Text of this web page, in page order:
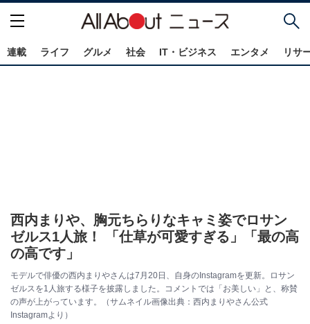
連載 ライフ グルメ 社会 IT・ビジネス エンタメ リサ
西内まりや、胸元ちらりなキャミ姿でロサン
ゼルス1人旅！ 「仕草が可愛すぎる」「最の高
の高です」
モデルで俳優の西内まりやさんは7月20日、自身のInstagramを更新。ロサン
ゼルスを1人旅する様子を披露しました。コメントでは「お美しい」と、称賛
の声が上がっています。（サムネイル画像出典：西内まりやさん公式
Instagramより）